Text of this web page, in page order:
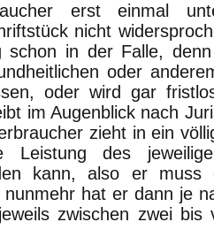
erst einmal
nicht
schon in der Falle,
oder
oder wird gar
im Augenblick nach
zieht in ein
des
kann, also er muss
nunmehr hat er dann je
zwischen zwei bis